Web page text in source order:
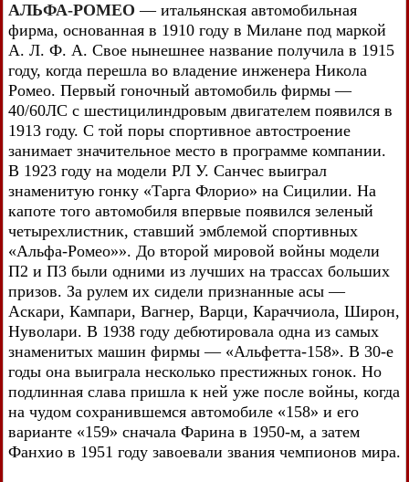
АЛЬФА-РОМЕО — итальянская автомобильная
фирма, основанная в 1910 году в Милане под маркой
А. Л. Ф. А. Свое нынешнее название получила в 1915
году, когда перешла во владение инженера Никола
Ромео. Первый гоночный автомобиль фирмы —
40/60ЛС с шестицилиндровым двигателем появился в
1913 году. С той поры спортивное автостроение
занимает значительное место в программе компании.
В 1923 году на модели РЛ У. Санчес выиграл
знаменитую гонку «Тарга Флорио» на Сицилии. На
капоте того автомобиля впервые появился зеленый
четырехлистник, ставший эмблемой спортивных
«Альфа-Ромео»». До второй мировой войны модели
П2 и П3 были одними из лучших на трассах больших
призов. За рулем их сидели признанные асы —
Аскари, Кампари, Вагнер, Варци, Караччиола, Широн,
Нуволари. В 1938 году дебютировала одна из самых
знаменитых машин фирмы — «Альфетта-158». В 30-е
годы она выиграла несколько престижных гонок. Но
подлинная слава пришла к ней уже после войны, когда
на чудом сохранившемся автомобиле «158» и его
варианте «159» сначала Фарина в 1950-м, а затем
Фанхио в 1951 году завоевали звания чемпионов мира.